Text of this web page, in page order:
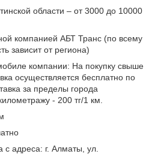
области – от 3000 до 10000
компанией АБТ Транс (по всему
зависит от региона)
компании: На покупку свыше
осуществляется бесплатно по
за пределы города
- 200 тг/1 км.
с адреса: г. Алматы, ул.